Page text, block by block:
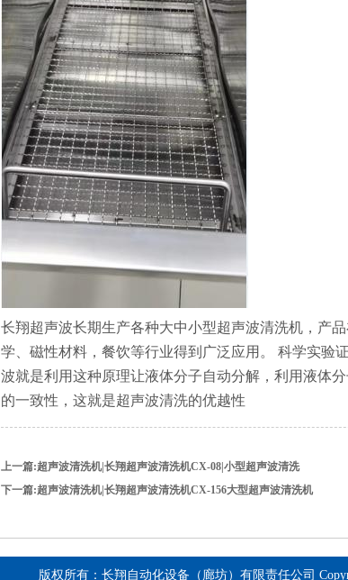
长翔超声波长期生产各种大中小型超声波清洗机，产
学、磁性材料，餐饮等行业得到广泛应用。 科学实验
波就是利用这种原理让液体分子自动分解 ，利用液体
的一致性，这就是超声波清洗的优越性
上一篇:超声波清洗机|长翔超声波清洗机CX-08|小型超声波清洗
下一篇:超声波清洗机|长翔超声波清洗机CX-156大型超声波清洗机
版权所有：长翔自动化设备（廊坊）有限责任公司